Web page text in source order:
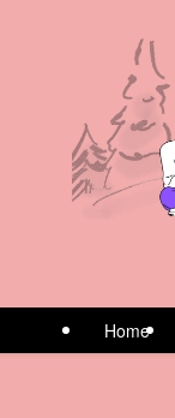
Home